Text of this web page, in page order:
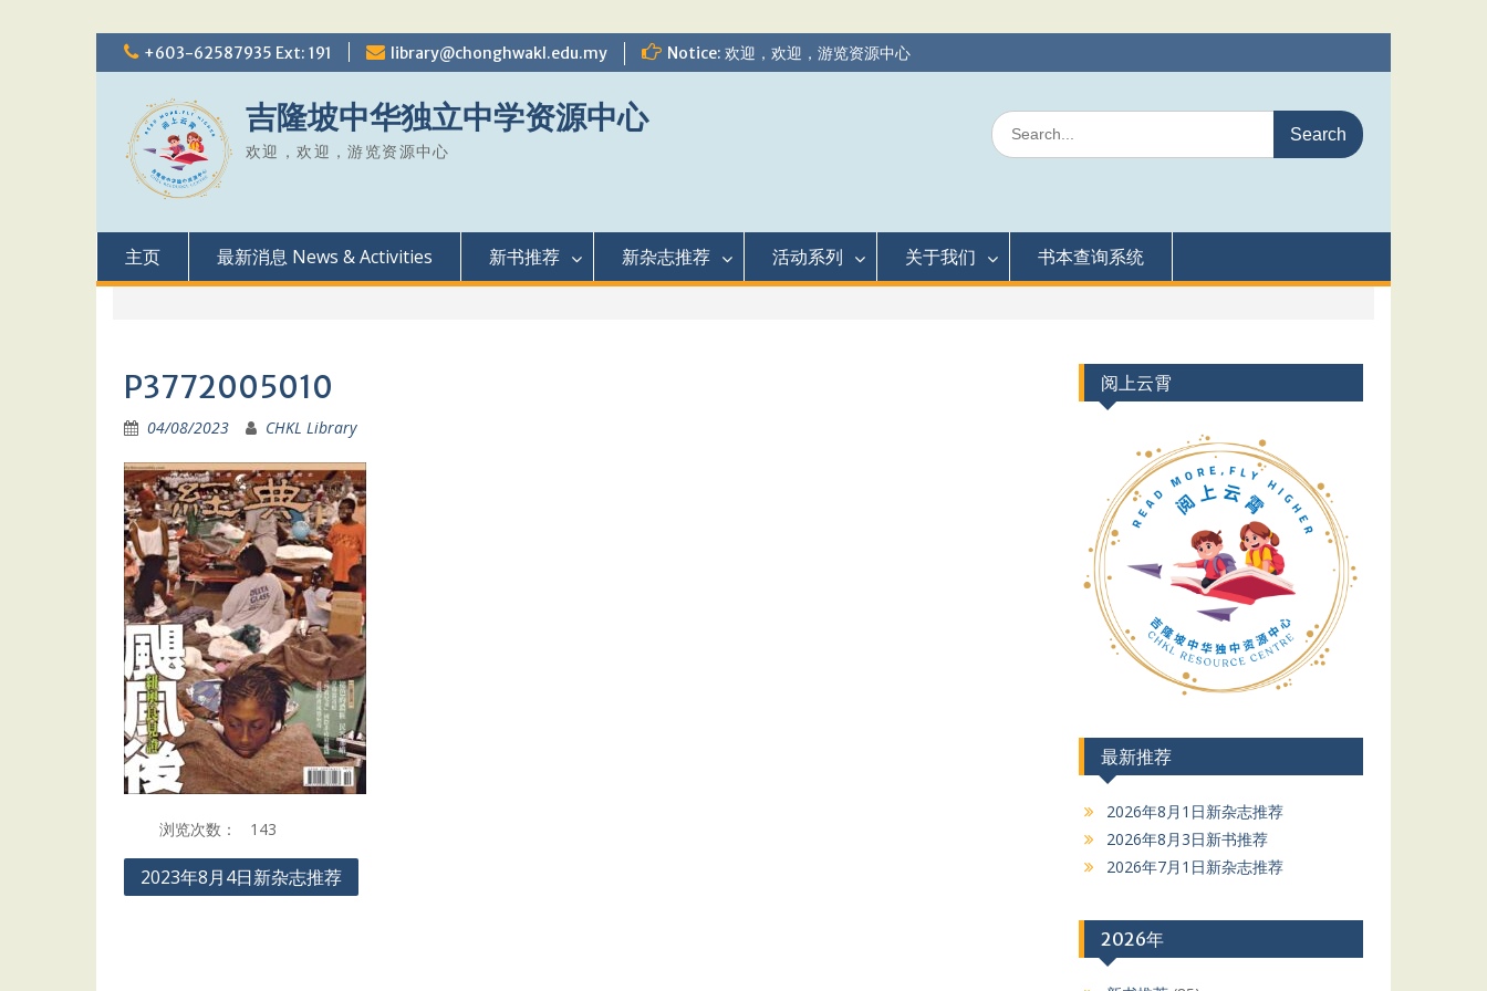
Skip
to
+603-62587935 Ext: 191 library@chonghwakl.edu.my Notice: 欢迎，欢迎，游览资源中心
吉隆坡中华独立中学资源中心
欢迎，欢迎，游览资源中心
Search
for:
主页 最新消息 News & Activities 新书推荐 新杂志推荐 活动系列 关于我们 书本查询系统
P3772005010
04/08/2023 CHKL Library
浏览次数： 143
Post
2023年8月4日新杂志推荐
阅上云霄
最新推荐
2026年8月1日新杂志推荐
2026年8月3日新书推荐
2026年7月1日新杂志推荐
2026年